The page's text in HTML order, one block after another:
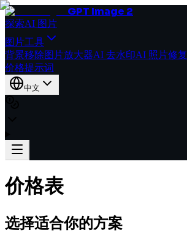
GPT Image 2
探索AI 图片
图片工具
背景移除图片放大器AI 去水印AI 照片修复
价格提示词
中文
价格表
选择适合你的方案